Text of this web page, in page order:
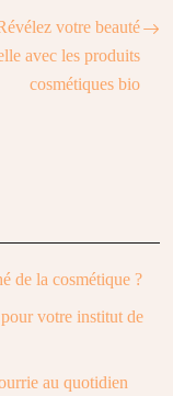
votre beauté
avec les produits
cosmétiques bio
de la cosmétique ?
votre institut de
au quotidien